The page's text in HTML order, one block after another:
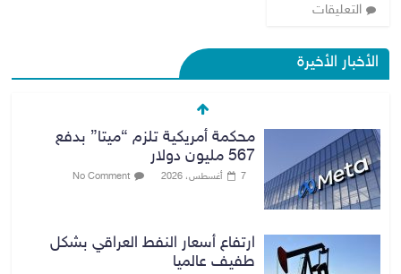
التعليقات
الأخبار الأخيرة
محكمة أمريكية تلزم “ميتا” بدفع
567 مليون دولار
7 أغسطس، 2026 No Comment
ارتفاع أسعار النفط العراقي بشكل
طفيف عالميا